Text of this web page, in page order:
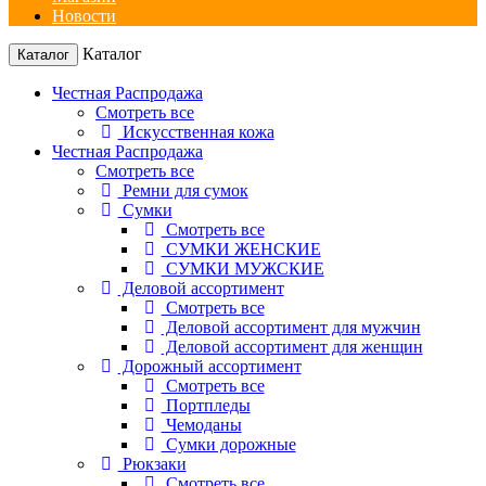
Новости
Каталог Каталог
Честная Распродажа
Смотреть все
Искусственная кожа
Честная Распродажа
Смотреть все
Ремни для сумок
Сумки
Смотреть все
СУМКИ ЖЕНСКИЕ
СУМКИ МУЖСКИЕ
Деловой ассортимент
Смотреть все
Деловой ассортимент для мужчин
Деловой ассортимент для женщин
Дорожный ассортимент
Смотреть все
Портпледы
Чемоданы
Сумки дорожные
Рюкзаки